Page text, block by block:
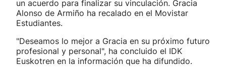
un acuerdo para finalizar su vinculación. Gracia
Alonso de Armiño ha recalado en el Movistar
Estudiantes.
"Deseamos lo mejor a Gracia en su próximo futuro
profesional y personal", ha concluido el IDK
Euskotren en la información que ha difundido.